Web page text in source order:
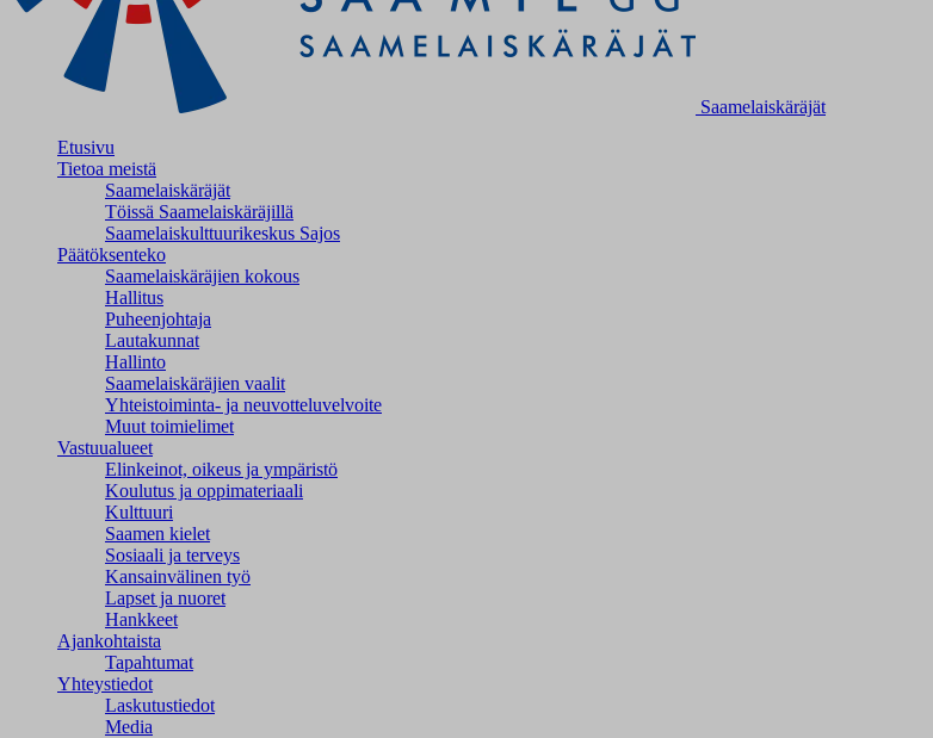
Saamelaiskäräjät
Etusivu
Tietoa meistä
Saamelaiskäräjät
Töissä Saamelaiskäräjillä
Saamelaiskulttuuri­keskus Sajos
Päätöksenteko
Saamelaiskäräjien kokous
Hallitus
Puheenjohtaja
Lautakunnat
Hallinto
Saamelaiskäräjien vaalit
Yhteistoiminta- ja neuvotteluvelvoite
Muut toimielimet
Vastuualueet
Elinkeinot, oikeus ja ympäristö
Koulutus ja oppimateriaali
Kulttuuri
Saamen kielet
Sosiaali ja terveys
Kansainvälinen työ
Lapset ja nuoret
Hankkeet
Ajankohtaista
Tapahtumat
Yhteystiedot
Laskutustiedot
Media